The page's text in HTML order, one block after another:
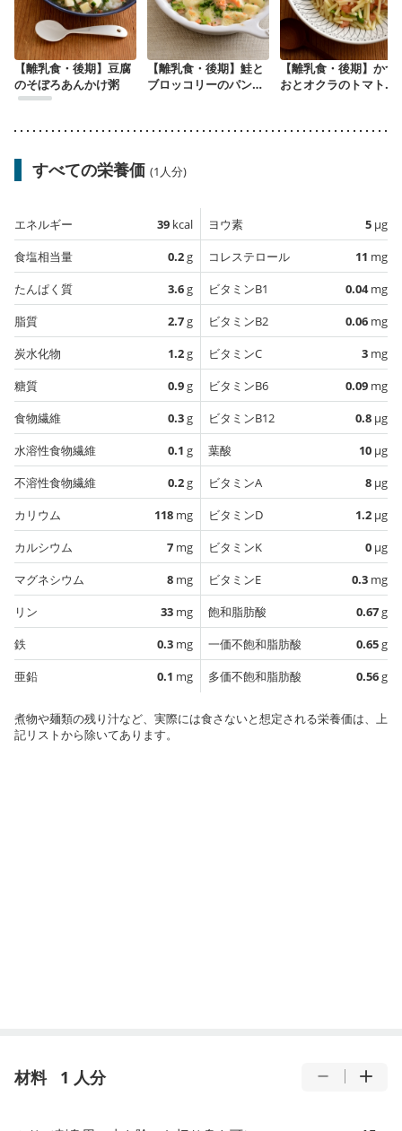
【離乳食・後期】豆腐
のそぼろあんかけ粥
【離乳食・後期】鮭と
ブロッコリーのパング
【離乳食・後期】かつ
おとオクラのトマトス
すべての栄養価 (1人分)
エネルギー 39 kcal
食塩相当量
0.2g
たんぱく質
3.6g
脂質
2.7g
炭水化物
1.2g
糖質
0.9g
食物繊維
0.3g
水溶性食物繊維
0.1 g
不溶性食物繊維
0.2g
カリウム
118 mg
カルシウム
7 mg
マグネシウム
8 mg
リン
33 mg
鉄
0.3 mg
亜鉛
0.1 mg
ヨウ素 5 µg
コレステロール
11 mg
ビタミンB1
0.04mg
ビタミンB2
0.06 mg
ビタミンC
3 mg
ビタミンB6
0.09 mg
ビタミンB12
0.8 µg
葉酸
10 µg
ビタミンA
8 µg
ビタミンD
1.2 µg
ビタミンK
0 µg
ビタミンE
0.3 mg
飽和脂肪酸
0.67g
一価不飽和脂肪酸
0.65g
多価不飽和脂肪酸
0.56g
煮物や麺類の残り汁など、実際には食さないと想定される栄養価は、上
記リストから除いてあります。
材料 1 人分